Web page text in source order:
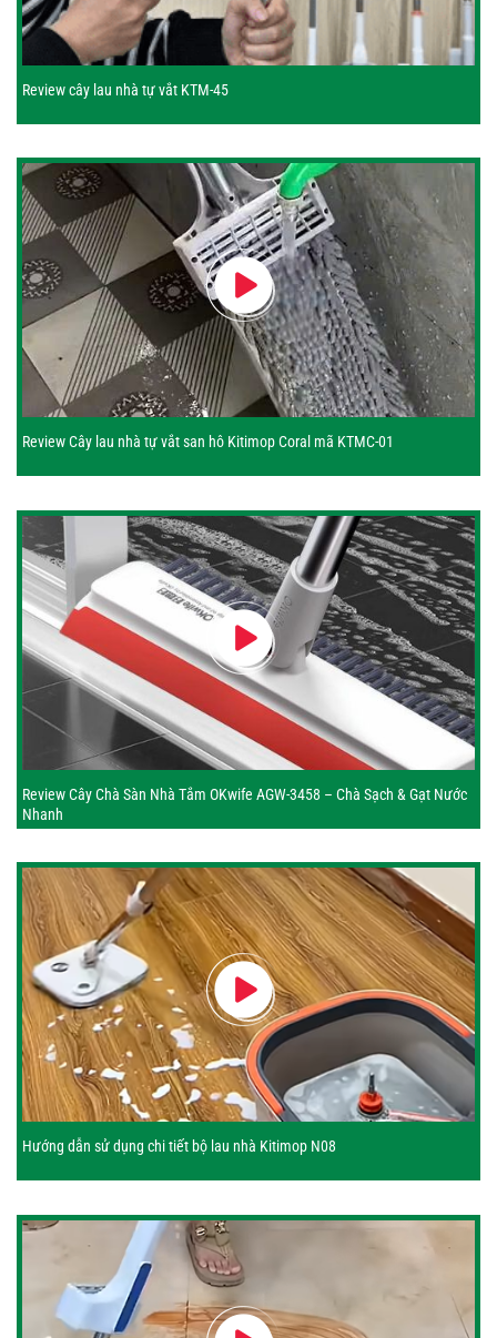
Review cây lau nhà tự vắt KTM-45
Review Cây lau nhà tự vắt san hô Kitimop Coral mã KTMC-01
Review Cây Chà Sàn Nhà Tắm OKwife AGW-3458 – Chà Sạch & Gạt Nước
Nhanh
Hướng dẫn sử dụng chi tiết bộ lau nhà Kitimop N08